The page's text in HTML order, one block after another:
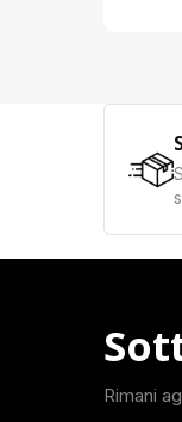
Rimani